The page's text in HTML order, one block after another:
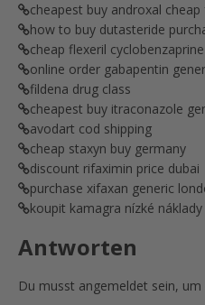
cheapest buy androxal
how to buy dutasteride
cheap flexeril
online order gabapentin
fildena drug class
cheapest buy itraconazole
avodart cod shipping
cheap staxyn buy germany
discount rifaximin price dubai
purchase xifaxan generic
koupit kamagra nízké náklady
Antworten
Du musst angemeldet sein,